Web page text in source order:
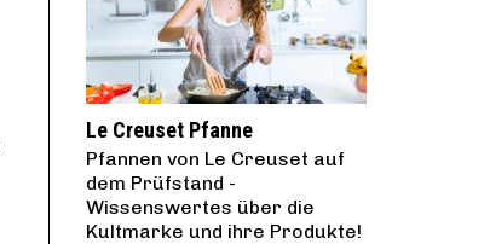
Le Creuset Pfanne
Pfannen von Le Creuset auf
dem Prüfstand -
Wissenswertes über die
Kultmarke und ihre Produkte!